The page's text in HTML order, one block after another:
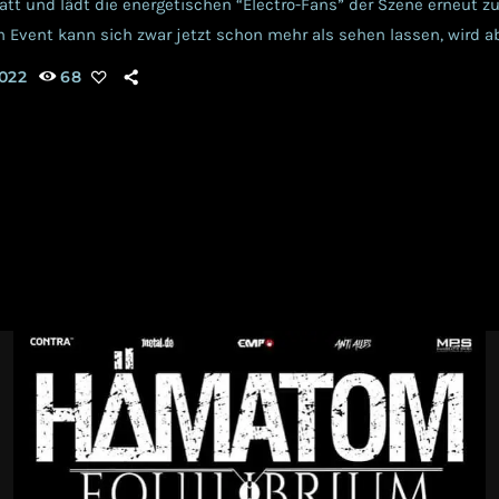
und lädt die energetischen “Electro-Fans” der Szene erneut
Event kann sich zwar jetzt schon mehr als sehen lassen, wird
für euch aktualisiert. Das bisherige Programm setzt sich
68